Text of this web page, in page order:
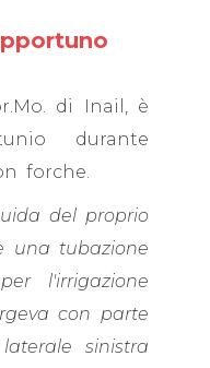
di Inail, è
durante
forche.
del proprio
una tubazione
l'irrigazione
con parte
sinistra